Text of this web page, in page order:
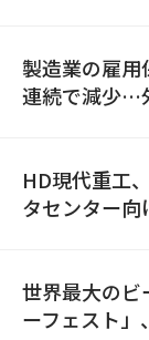
製造業の雇用
連続で減少…
HD現代重工
タセンター向
世界最大のビ
ーフェスト」